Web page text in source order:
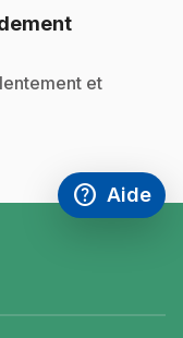
.
et
help
Accéder à
Aide
,Ce lien